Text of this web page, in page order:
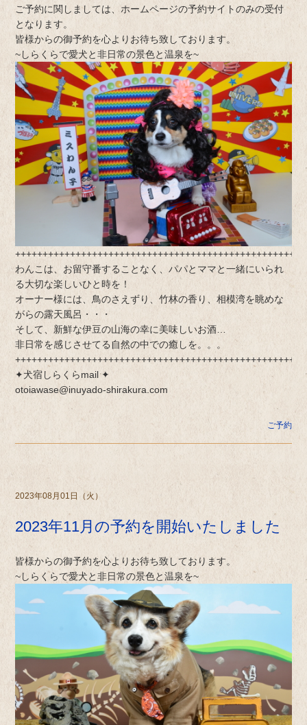
ご予約に関しましては、ホームページの予約サイトのみの受付
となります。
皆様からの御予約を心よりお待ち致しております。
~しらくらで愛犬と非日常の景色と温泉を~
わんこは、お留守番することなく、パパとママと一緒にいられ
る大切な楽しいひと時を！
オーナー様には、鳥のさえずり、竹林の香り、相模湾を眺めな
がらの露天風呂・・・
そして、新鮮な伊豆の山海の幸に美味しいお酒…
非日常を感じさせてる自然の中での癒しを。。。
✦犬宿しらくらmail ✦
otoiawase@inuyado-shirakura.com
ご予約
2023年08月01日（火）
2023年11月の予約を開始いたしました
皆様からの御予約を心よりお待ち致しております。
~しらくらで愛犬と非日常の景色と温泉を~